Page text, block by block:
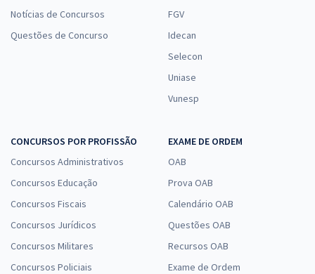
Notícias de Concursos
Questões de Concurso
FGV
Idecan
Selecon
Uniase
Vunesp
CONCURSOS POR PROFISSÃO
Concursos Administrativos
Concursos Educação
Concursos Fiscais
Concursos Jurídicos
Concursos Militares
Concursos Policiais
EXAME DE ORDEM
OAB
Prova OAB
Calendário OAB
Questões OAB
Recursos OAB
Exame de Ordem